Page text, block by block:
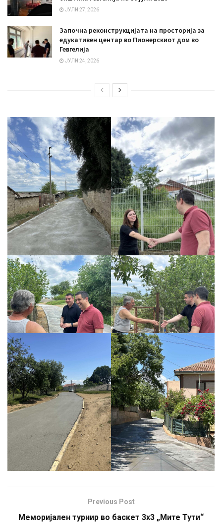
ЈУЛИ 27, 2026
Започна реконструкцијата на просторија за
едукативен центар во Пионерскиот дом во
Гевгелија
ЈУЛИ 24, 2026
Previous Post
Меморијален турнир во баскет 3х3 „Мите Тути“